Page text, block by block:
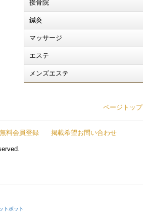
接骨院
鍼灸
マッサージ
エステ
メンズエステ
ページトップ
無料会員登録 掲載希望お問い合わせ
トボット